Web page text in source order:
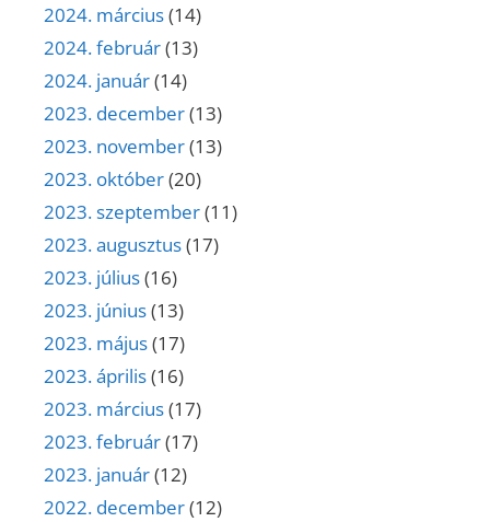
2024. március(14)
2024. február(13)
2024. január(14)
2023. december(13)
2023. november(13)
2023. október(20)
2023. szeptember(11)
2023. augusztus(17)
2023. július(16)
2023. június(13)
2023. május(17)
2023. április(16)
2023. március(17)
2023. február(17)
2023. január(12)
2022. december(12)